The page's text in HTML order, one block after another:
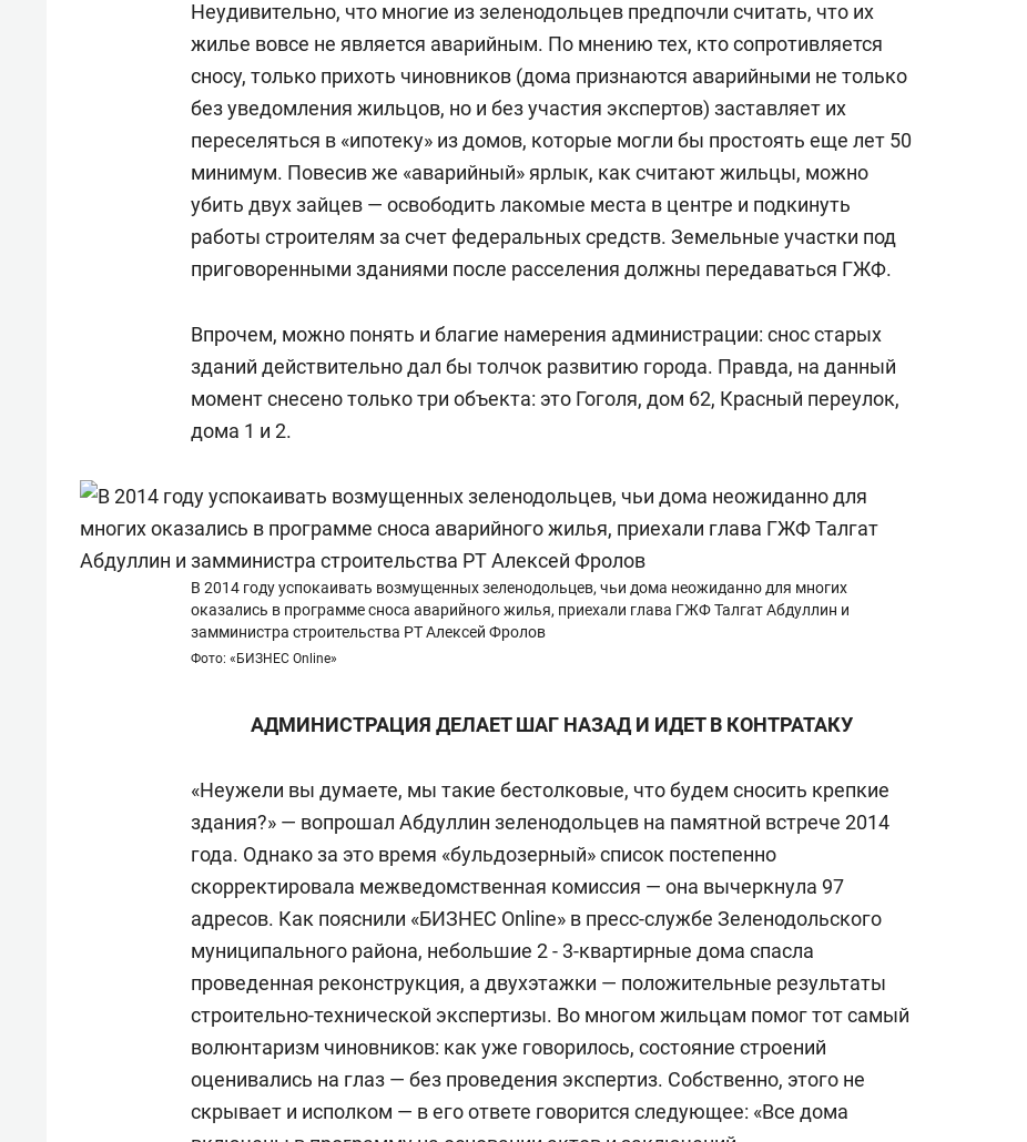
Неудивительно, что многие из зеленодольцев предпочли считать, что их
жилье вовсе не является аварийным. По мнению тех, кто сопротивляется
сносу, только прихоть чиновников (дома признаются аварийными не только
без уведомления жильцов, но и без участия экспертов) заставляет их
переселяться в «ипотеку» из домов, которые могли бы простоять еще лет 50
минимум. Повесив же «аварийный» ярлык, как считают жильцы, можно
убить двух зайцев — освободить лакомые места в центре и подкинуть
работы строителям за счет федеральных средств. Земельные участки под
приговоренными зданиями после расселения должны передаваться ГЖФ.
Впрочем, можно понять и благие намерения администрации: снос старых
зданий действительно дал бы толчок развитию города. Правда, на данный
момент снесено только три объекта: это Гоголя, дом 62, Красный переулок,
дома 1 и 2.
В 2014 году успокаивать возмущенных зеленодольцев, чьи дома неожиданно для многих
оказались в программе сноса аварийного жилья, приехали глава ГЖФ Талгат Абдуллин и
замминистра строительства РТ Алексей Фролов
Фото: «БИЗНЕС Online»
АДМИНИСТРАЦИЯ ДЕЛАЕТ ШАГ НАЗАД И ИДЕТ В КОНТРАТАКУ
«Неужели вы думаете, мы такие бестолковые, что будем сносить крепкие
здания?» — вопрошал Абдуллин зеленодольцев на памятной встрече 2014
года. Однако за это время «бульдозерный» список постепенно
скорректировала межведомственная комиссия — она вычеркнула 97
адресов. Как пояснили «БИЗНЕС Online» в пресс-службе Зеленодольского
муниципального района, небольшие 2 - 3-квартирные дома спасла
проведенная реконструкция, а двухэтажки — положительные результаты
строительно-технической экспертизы. Во многом жильцам помог тот самый
волюнтаризм чиновников: как уже говорилось, состояние строений
оценивались на глаз — без проведения экспертиз. Собственно, этого не
скрывает и исполком — в его ответе говорится следующее: «Все дома